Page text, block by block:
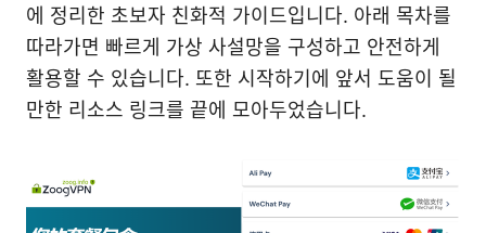
에 정리한 초보자 친화적 가이드입니다. 아래 목차를
따라가면 빠르게 가상 사설망을 구성하고 안전하게
활용할 수 있습니다. 또한 시작하기에 앞서 도움이 될
만한 리소스 링크를 끝에 모아두었습니다.